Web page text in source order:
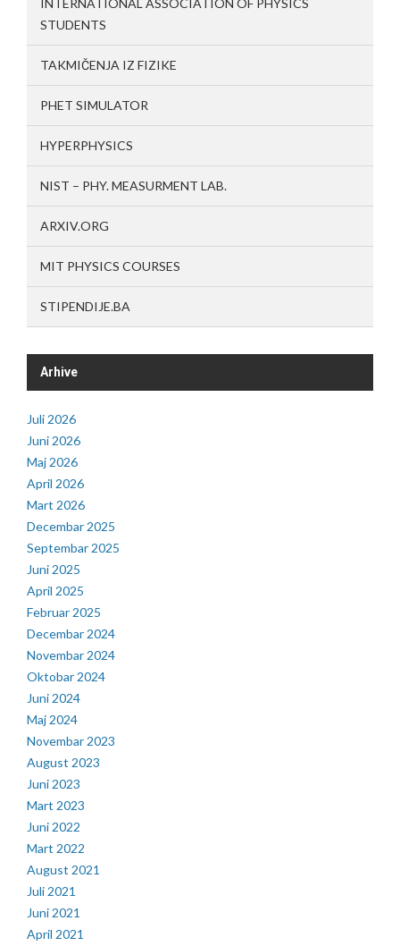
INTERNATIONAL ASSOCIATION OF PHYSICS
STUDENTS
TAKMIČENJA IZ FIZIKE
PHET SIMULATOR
HYPERPHYSICS
NIST – PHY. MEASURMENT LAB.
ARXIV.ORG
MIT PHYSICS COURSES
STIPENDIJE.BA
Arhive
Juli 2026
Juni 2026
Maj 2026
April 2026
Mart 2026
Decembar 2025
Septembar 2025
Juni 2025
April 2025
Februar 2025
Decembar 2024
Novembar 2024
Oktobar 2024
Juni 2024
Maj 2024
Novembar 2023
August 2023
Juni 2023
Mart 2023
Juni 2022
Mart 2022
August 2021
Juli 2021
Juni 2021
April 2021